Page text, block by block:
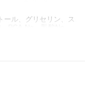
ール、グリセリン、ス
イシン、ヒスチジ